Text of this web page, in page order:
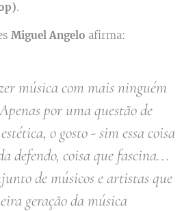
.
Miguel Angelo afirma:
música com mais ninguém
por uma questão de
o gosto - sim essa coisa
defendo, coisa que fascina...
de músicos e artistas que
geração da música